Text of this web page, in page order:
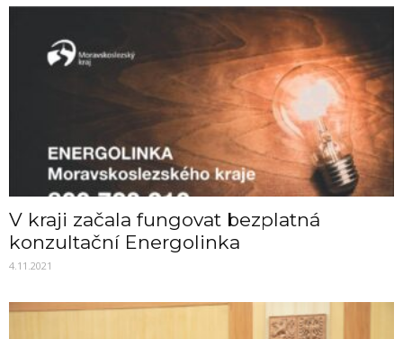
V kraji začala fungovat bezplatná
konzultační Energolinka
4.11.2021